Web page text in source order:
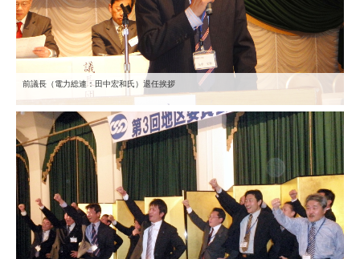
前議長（電力総連：田中宏和氏）退任挨拶